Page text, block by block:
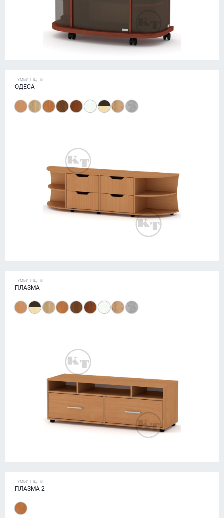
ТУМБИ ПІД ТВ
ОДЕСА
ТУМБИ ПІД ТВ
ПЛАЗМА
ТУМБИ ПІД ТВ
ПЛАЗМА-2